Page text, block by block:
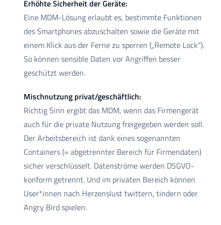
Erhöhte Sicherheit der Geräte:
Eine MDM-Lösung erlaubt es, bestimmte Funktionen
des Smartphones abzuschalten sowie die Geräte mit
einem Klick aus der Ferne zu sperren („Remote Lock“).
So können sensible Daten vor Angriffen besser
geschützt werden.
Mischnutzung privat/geschäftlich:
Richtig Sinn ergibt das MDM, wenn das Firmengerät
auch für die private Nutzung freigegeben werden soll.
Der Arbeitsbereich ist dank eines sogenannten
Containers (= abgetrennter Bereich für Firmendaten)
sicher verschlüsselt. Datenströme werden DSGVO-
konform getrennt. Und im privaten Bereich können
User*innen nach Herzenslust twittern, tindern oder
Angry Bird spielen.